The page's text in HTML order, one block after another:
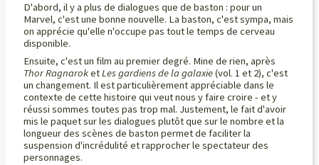
D'abord, il y a plus de dialogues que de baston : pour un
Marvel, c'est une bonne nouvelle. La baston, c'est sympa, mais
on apprécie qu'elle n'occupe pas tout le temps de cerveau
disponible.
Ensuite, c'est un film au premier degré. Mine de rien, après
Thor RagnaroketLes gardiens de la galaxie(vol. 1 et 2), c'est
un changement. Il est particulièrement appréciable dans le
contexte de cette histoire qui veut nous y faire croire - et y
réussi sommes toutes pas trop mal. Justement, le fait d'avoir
mis le paquet sur les dialogues plutôt que sur le nombre et la
longueur des scènes de baston permet de faciliter la
suspension d'incrédulité et rapprocher le spectateur des
personnages.